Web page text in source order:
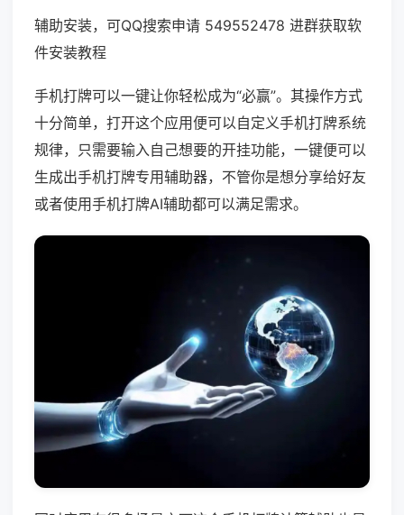
辅助安装，可QQ搜索申请 549552478 进群获取软
件安装教程
手机打牌可以一键让你轻松成为“必赢”。其操作方式
十分简单，打开这个应用便可以自定义手机打牌系统
规律，只需要输入自己想要的开挂功能，一键便可以
生成出手机打牌专用辅助器，不管你是想分享给好友
或者使用手机打牌AI辅助都可以满足需求。